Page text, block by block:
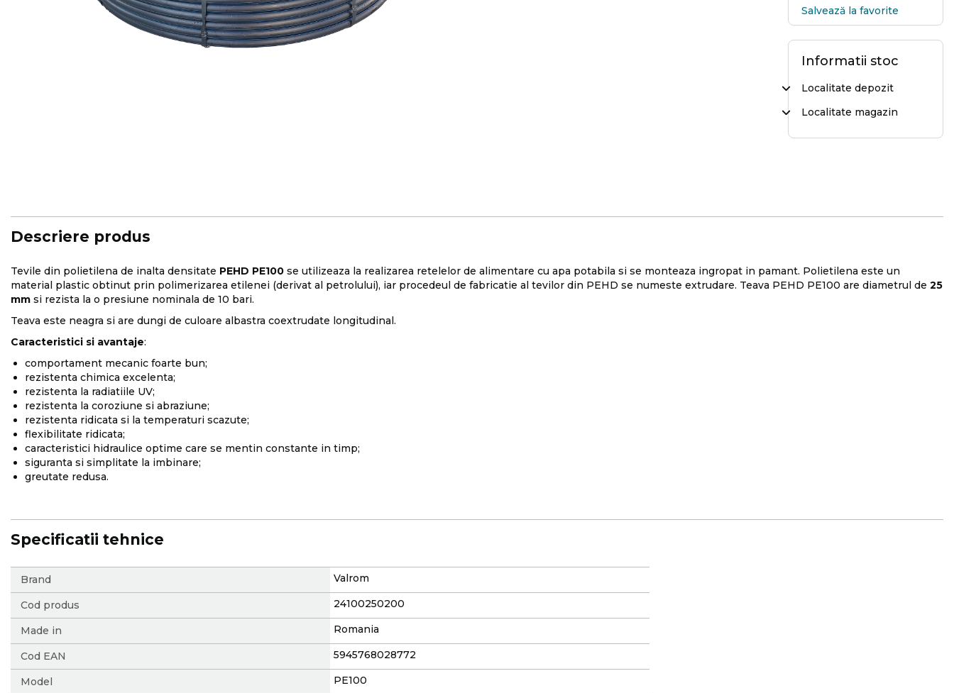
images
gallery
Salvează la favorite
Informatii stoc
Localitate depozit
Localitate magazin
Descriere produs
Tevile din polietilena de inalta densitate PEHD PE100 se utilizeaza la realizarea retelelor de alimentare cu apa potabila si se monteaza ingropat in pamant. Polietilena este un
material plastic obtinut prin polimerizarea etilenei (derivat al petrolului), iar procedeul de fabricatie al tevilor din PEHD se numeste extrudare. Teava PEHD PE100 are diametrul de 25
mm si rezista la o presiune nominala de 10 bari.
Teava este neagra si are dungi de culoare albastra coextrudate longitudinal.
Caracteristici si avantaje:
comportament mecanic foarte bun;
rezistenta chimica excelenta;
rezistenta la radiatiile UV;
rezistenta la coroziune si abraziune;
rezistenta ridicata si la temperaturi scazute;
flexibilitate ridicata;
caracteristici hidraulice optime care se mentin constante in timp;
siguranta si simplitate la imbinare;
greutate redusa.
Specificatii tehnice
More
Information
Brand Valrom
Cod produs 24100250200
Made in Romania
Cod EAN 5945768028772
Model PE100